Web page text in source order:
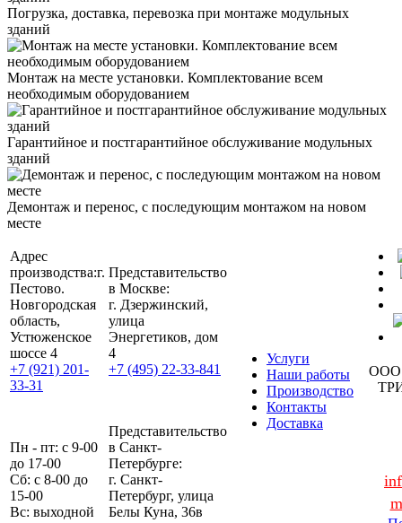
Погрузка, доставка, перевозка при монтаже модульных
зданий
Монтаж на месте установки. Комплектование всем
необходимым оборудованием
Гарантийное и постгарантийное обслуживание модульных
зданий
Демонтаж и перенос, с последующим монтажом на новом
месте
Адрес
производства:г.
Пестово.
Новгородская
область,
Устюженское
шоссе 4
+7 (921) 201-
33-31
Представительство
в Москве:
г. Дзержинский,
улица
Энергетиков, дом
4
+7 (495) 22-33-841
Услуги
Наши работы
Производство
Контакты
Доставка
ООО
Пн - пт: с 9-00
до 17-00
Сб: с 8-00 до
15-00
Вс: выходной
Представительство
в Санкт-
Петербурге:
г. Санкт-
Петербург, улица
Белы Куна, 36в